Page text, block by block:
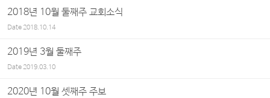
2018년 10월 둘째주 교회소식
Date2018.10.14
2019년 3월 둘째주
Date2019.03.10
2020년 10월 셋째주 주보